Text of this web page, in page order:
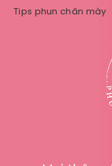
Tips phun chân mày